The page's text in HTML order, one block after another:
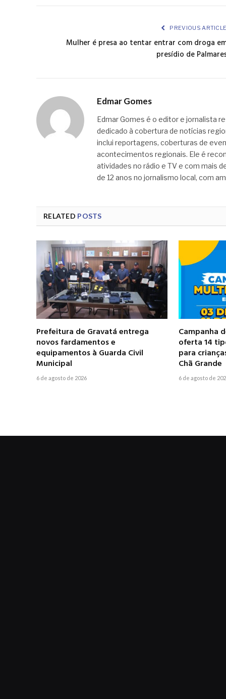
PREVIOUS
Mulher é presa ao tentar entrar com droga
presídio de
Edmar Gomes
Edmar Gomes é o editor e jornalista
dedicado à cobertura de notícias
inclui reportagens, coberturas de
acontecimentos regionais. Ele é
atividades no rádio e TV e com mais
de 12 anos no jornalismo local, com
RELATED POSTS
Prefeitura de Gravatá entrega
novos fardamentos e
equipamentos à Guarda Civil
Municipal
6 de agosto de 2026
Campanha
oferta 14
para
Chã Grande
6 de agosto de